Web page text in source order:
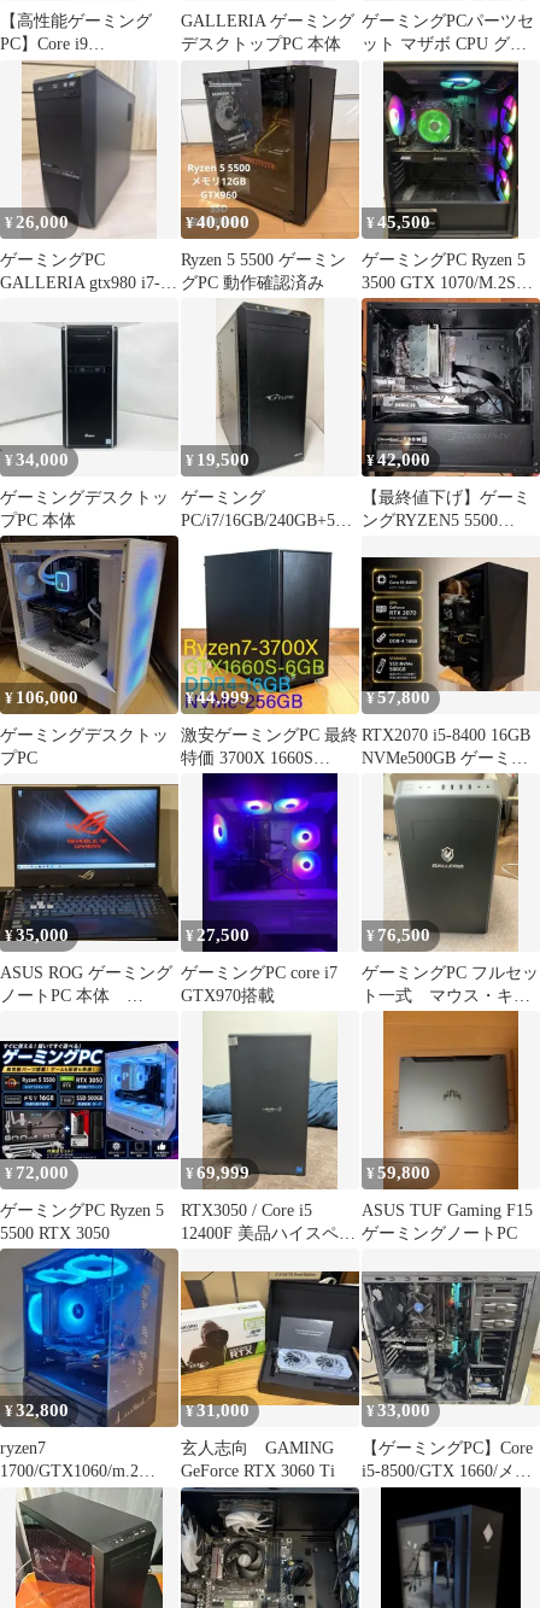
【高性能ゲーミング
PC】Core i9
9900KF/RTX 3070Ti
GALLERIA ゲーミング
デスクトップPC 本体
ゲーミングPCパーツセ
ット マザボ CPU グラ
ボ 電源 4点
¥ 26,000
ゲーミングPC
GALLERIA gtx980 i7-
¥40,000
Ryzen 5 5500 ゲーミン
グPC 動作確認済み
¥45,500
ゲーミングPC Ryzen 5
3500 GTX 1070/M.2SSD
登載機！
¥34,000
ゲーミングデスクトッ
プPC 本体
¥ 19,500
ゲーミング
PC/i7/16GB/240GB+500
¥42,000
【最終値下げ】ゲーミ
ングRYZEN5 5500
¥ 106,000
ゲーミングデスクトッ
プPC
¥44,999
激安ゲーミングPC 最終
特価 3700X 1660S
NVMe Wi-Fi
¥57,800
RTX2070 i5-8400 16GB
NVMe500GB ゲーミン
グPC
¥35,000
ASUS ROG ゲーミング
ノートPC 本体
¥ 27,500
ゲーミングPC core i7
GTX970搭載
¥ 76,500
ゲーミングPC フルセッ
ト一式 マウス・キー
¥ 72,000
ゲーミングPC Ryzen 5
5500 RTX 3050
¥69,999
RTX3050 / Core i5
12400F 美品ハイスペッ
¥59,800
ASUS TUF Gaming F15
ゲーミングノートPC
¥32,800
ryzen7
1700/GTX1060/m.2
256gb 訳ありゲーミン
グPC
¥31,000
玄人志向 GAMING
GeForce RTX 3060 Ti
¥33,000
【ゲーミングPC】Core
i5-8500/GTX 1660/メモ